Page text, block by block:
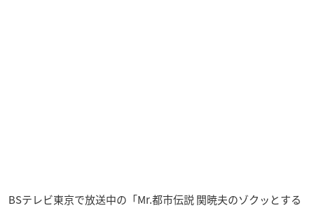
BSテレビ東京で放送中の「Mr.都市伝説 関暁夫のゾクッとする